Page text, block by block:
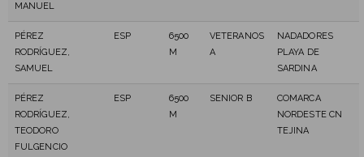
MANUEL
PÉREZ
RODRÍGUEZ,
SAMUEL
ESP
6500
M
VETERANOS
A
NADADORES
PLAYA DE
SARDINA
PÉREZ
RODRÍGUEZ,
TEODORO
FULGENCIO
ESP
6500
M
SENIOR B
COMARCA
NORDESTE CN
TEJINA